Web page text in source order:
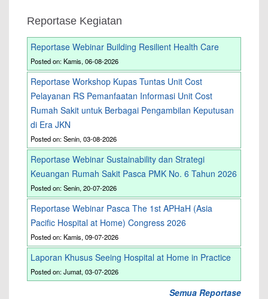
Reportase Kegiatan
Reportase Webinar Building Resilient Health Care
Posted on: Kamis, 06-08-2026
Reportase Workshop Kupas Tuntas Unit Cost
Pelayanan RS Pemanfaatan Informasi Unit Cost
Rumah Sakit untuk Berbagai Pengambilan Keputusan
di Era JKN
Posted on: Senin, 03-08-2026
Reportase Webinar Sustainability dan Strategi
Keuangan Rumah Sakit Pasca PMK No. 6 Tahun 2026
Posted on: Senin, 20-07-2026
Reportase Webinar Pasca The 1st APHaH (Asia
Pacific Hospital at Home) Congress 2026
Posted on: Kamis, 09-07-2026
Laporan Khusus Seeing Hospital at Home in Practice
Posted on: Jumat, 03-07-2026
Semua Reportase